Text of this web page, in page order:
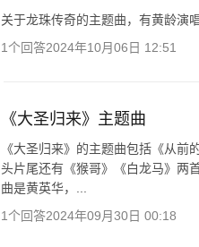
关于龙珠传奇的主题曲，有黄龄演
1个回答2024年10月06日 12:51
《大圣归来》主题曲
《大圣归来》的主题曲包括《从
头片尾还有《猴哥》《白龙马》两
曲是黄英华，...
1个回答2024年09月30日 00:18